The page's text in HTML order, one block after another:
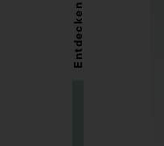
Entdecken